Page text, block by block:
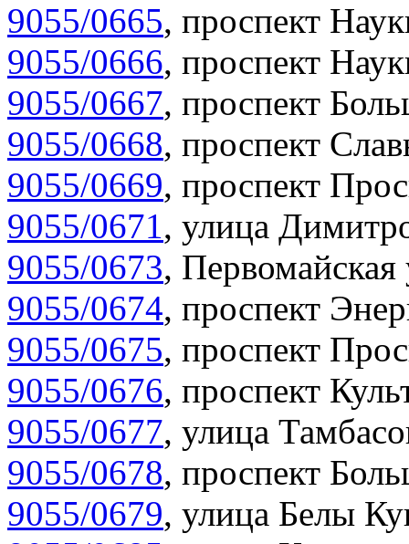
9055/0665, проспект
9055/0666, проспект
9055/0667, проспект
9055/0668, проспект
9055/0669, проспект
9055/0671, улица
9055/0673, Первомайская
9055/0674, проспект
9055/0675, проспект
9055/0676, проспект
9055/0677, улица
9055/0678, проспект
9055/0679, улица Белы